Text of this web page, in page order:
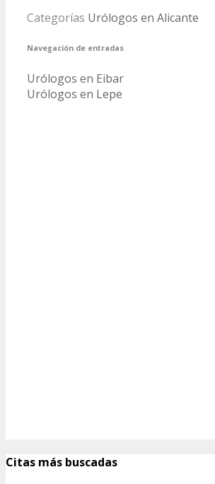
Categorías Urólogos en Alicante
Navegación de entradas
Urólogos en Eibar
Urólogos en Lepe
Citas más buscadas